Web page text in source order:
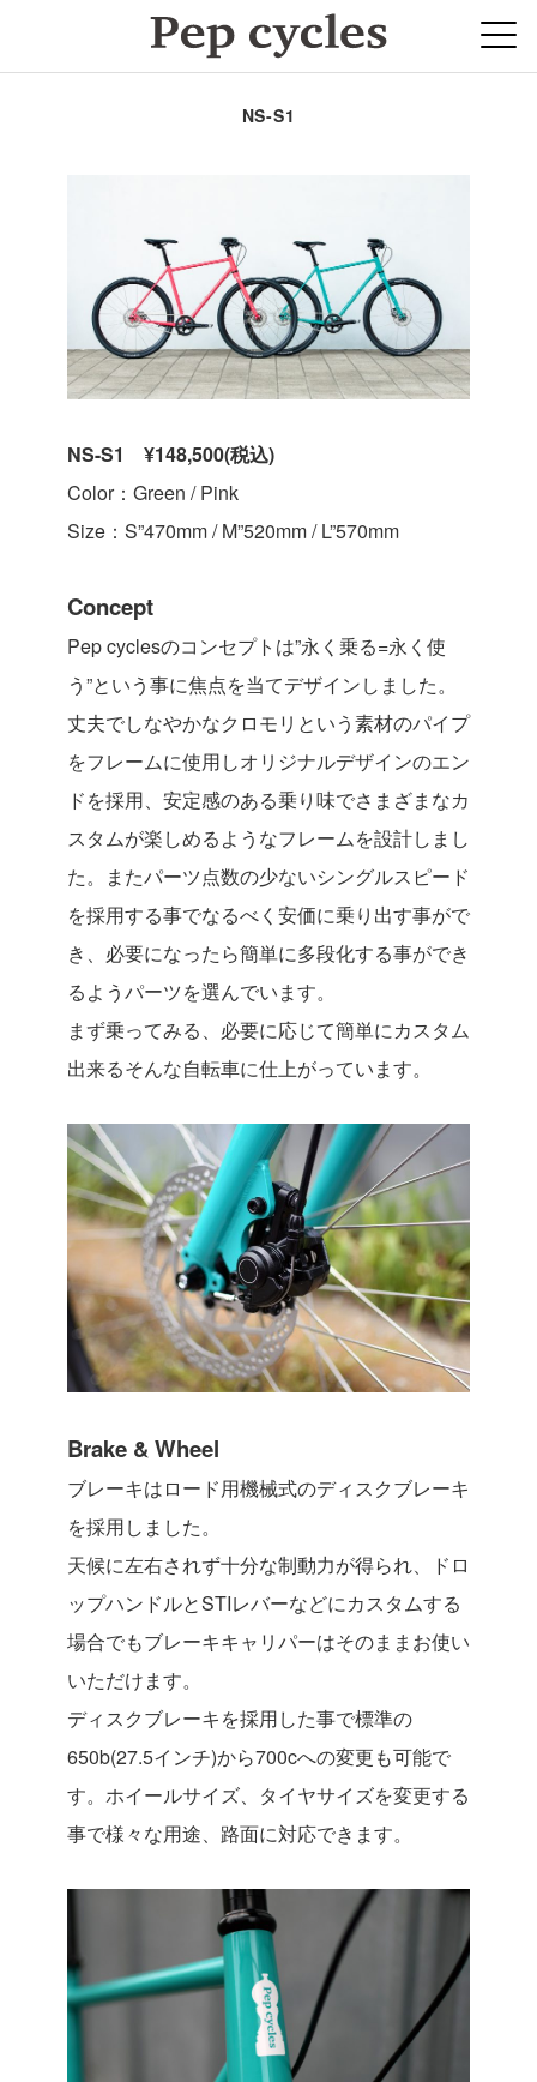
NS-S1
NS-S1 ¥148,500(税込)
Color：Green / Pink
Size：S”470mm / M”520mm / L”570mm
Concept
Pep cyclesのコンセプトは”永く乗る=永く使
う”という事に焦点を当てデザインしました。
丈夫でしなやかなクロモリという素材のパイプ
をフレームに使用しオリジナルデザインのエン
ドを採用、安定感のある乗り味でさまざまなカ
スタムが楽しめるようなフレームを設計しまし
た。またパーツ点数の少ないシングルスピード
を採用する事でなるべく安価に乗り出す事がで
き、必要になったら簡単に多段化する事ができ
るようパーツを選んでいます。
まず乗ってみる、必要に応じて簡単にカスタム
出来るそんな自転車に仕上がっています。
Brake & Wheel
ブレーキはロード用機械式のディスクブレーキ
を採用しました。
天候に左右されず十分な制動力が得られ、ドロ
ップハンドルとSTIレバーなどにカスタムする
場合でもブレーキキャリパーはそのままお使い
いただけます。
ディスクブレーキを採用した事で標準の
650b(27.5インチ)から700cへの変更も可能で
す。ホイールサイズ、タイヤサイズを変更する
事で様々な用途、路面に対応できます。